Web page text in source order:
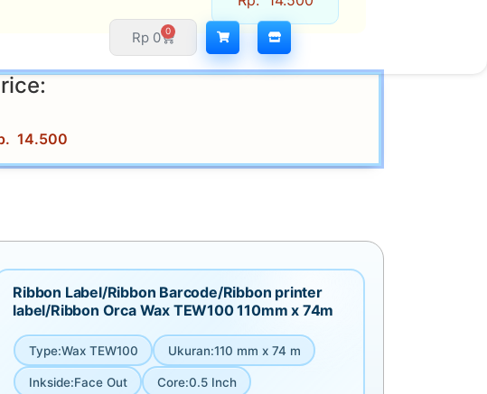
Rp 0 0
14.500
Ribbon Label/Ribbon Barcode/Ribbon printer
label/Ribbon Orca Wax TEW100 110mm x 74m
Type:Wax TEW100 Ukuran:110 mm x 74 m
Inkside:Face Out Core:0.5 Inch